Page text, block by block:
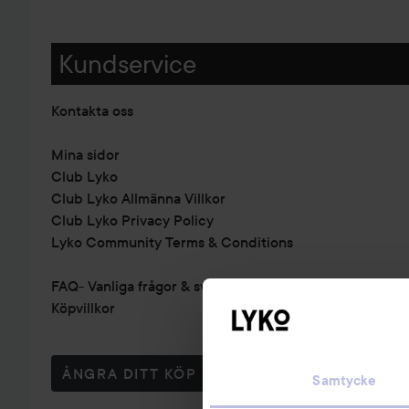
Samtycke
Kundservice
Kontakta oss
Mina sidor
Club Lyko
Club Lyko Allmänna Villkor
Club Lyko Privacy Policy
Lyko Community Terms & Conditions
FAQ- Vanliga frågor & svar
Köpvillkor
ÅNGRA DITT KÖP